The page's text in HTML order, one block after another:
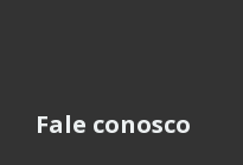
Fale conosco